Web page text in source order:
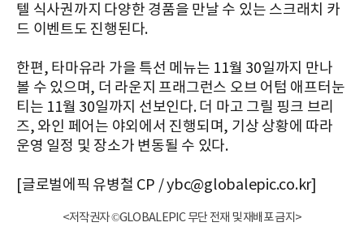
텔 식사권까지 다양한 경품을 만날 수 있는 스크래치 카
드 이벤트도 진행된다.
한편, 타마유라 가을 특선 메뉴는 11월 30일까지 만나
볼 수 있으며, 더 라운지 프래그런스 오브 어텀 애프터눈
티는 11월 30일까지 선보인다. 더 마고 그릴 핑크 브리
즈, 와인 페어는 야외에서 진행되며, 기상 상황에 따라
운영 일정 및 장소가 변동될 수 있다.
[글로벌에픽 유병철 CP / ybc@globalepic.co.kr]
<저작권자 ©GLOBALEPIC 무단 전재 및 재배포 금지>